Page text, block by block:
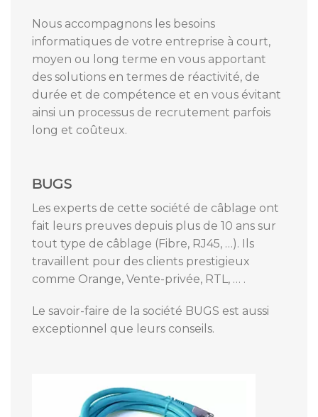
Nous accompagnons les besoins
informatiques de votre entreprise à court,
moyen ou long terme en vous apportant
des solutions en termes de réactivité, de
durée et de compétence et en vous évitant
ainsi un processus de recrutement parfois
long et coûteux.
BUGS
Les experts de cette société de câblage ont
fait leurs preuves depuis plus de 10 ans sur
tout type de câblage (Fibre, RJ45, …). Ils
travaillent pour des clients prestigieux
comme Orange, Vente-privée, RTL, … .
Le savoir-faire de la société BUGS est aussi
exceptionnel que leurs conseils.